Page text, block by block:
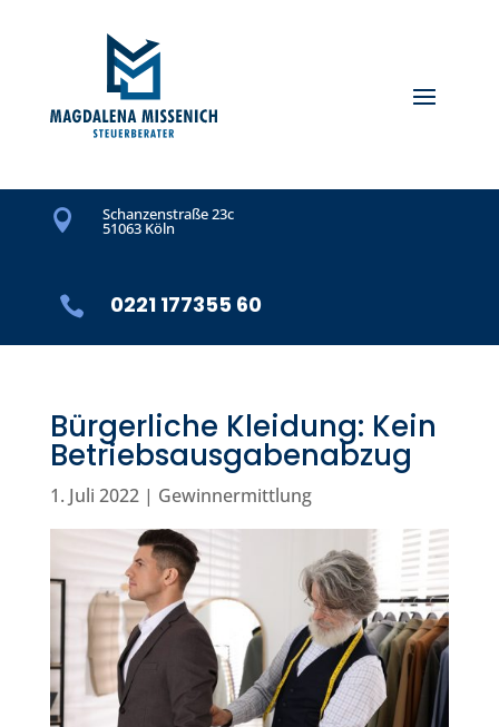
 Schanzenstraße 23c
51063 Köln
 0221 177355 60
Bürgerliche Kleidung: Kein
Betriebsausgabenabzug
1. Juli 2022| Gewinnermittlung